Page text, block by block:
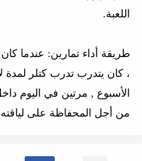
اللعبة.
طريقة أداء تمارين: عندما
الأسبوع , مرتين في اليوم
من أجل المحفاظة على لياقته